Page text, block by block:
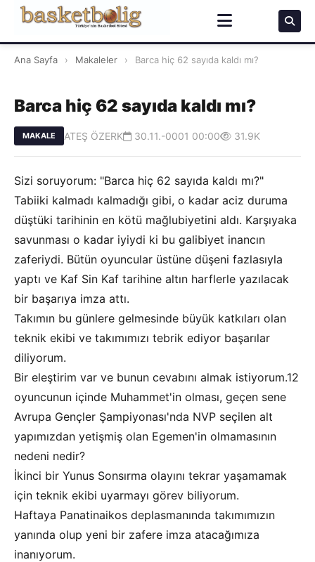
Ana Sayfa › Makaleler › Barca hiç 62 sayıda kaldı mı?
Barca hiç 62 sayıda kaldı mı?
MAKALE ATEŞ ÖZERK 30.11.-0001 00:00 31.9K
Sizi soruyorum: "Barca hiç 62 sayıda kaldı mı?"
Tabiiki kalmadı kalmadığı gibi, o kadar aciz duruma
düştüki tarihinin en kötü mağlubiyetini aldı. Karşıyaka
savunması o kadar iyiydi ki bu galibiyet inancın
zaferiydi. Bütün oyuncular üstüne düşeni fazlasıyla
yaptı ve Kaf Sin Kaf tarihine altın harflerle yazılacak
bir başarıya imza attı.
Takımın bu günlere gelmesinde büyük katkıları olan
teknik ekibi ve takımımızı tebrik ediyor başarılar
diliyorum.
Bir eleştirim var ve bunun cevabını almak istiyorum.12
oyuncunun içinde Muhammet'in olması, geçen sene
Avrupa Gençler Şampiyonası'nda NVP seçilen alt
yapımızdan yetişmiş olan Egemen'in olmamasının
nedeni nedir?
İkinci bir Yunus Sonsırma olayını tekrar yaşamamak
için teknik ekibi uyarmayı görev biliyorum.
Haftaya Panatinaikos deplasmanında takımımızın
yanında olup yeni bir zafere imza atacağımıza
inanıyorum.